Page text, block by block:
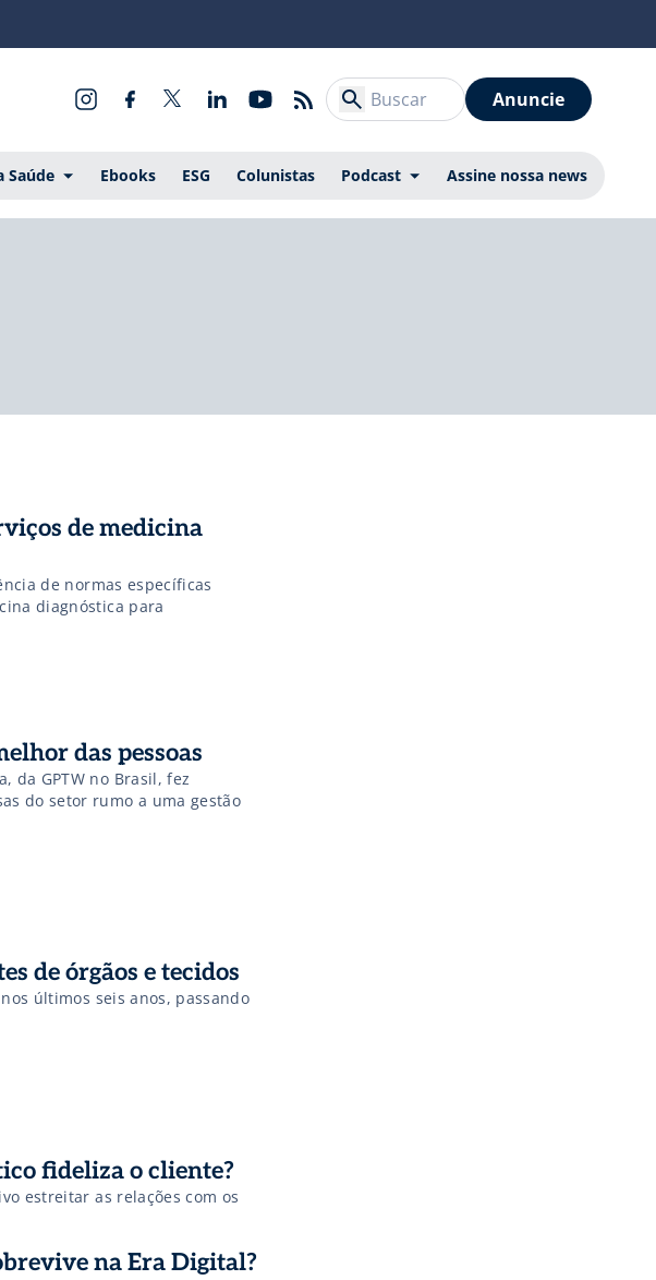
Anuncie
Saúde Ebooks ESG Colunistas Podcast Assine nossa news
de medicina
de normas específicas
diagnóstica para
das pessoas
da GPTW no Brasil, fez
do setor rumo a uma gestão
de órgãos e tecidos
últimos seis anos, passando
fideliza o cliente?
estreitar as relações com os
na Era Digital?